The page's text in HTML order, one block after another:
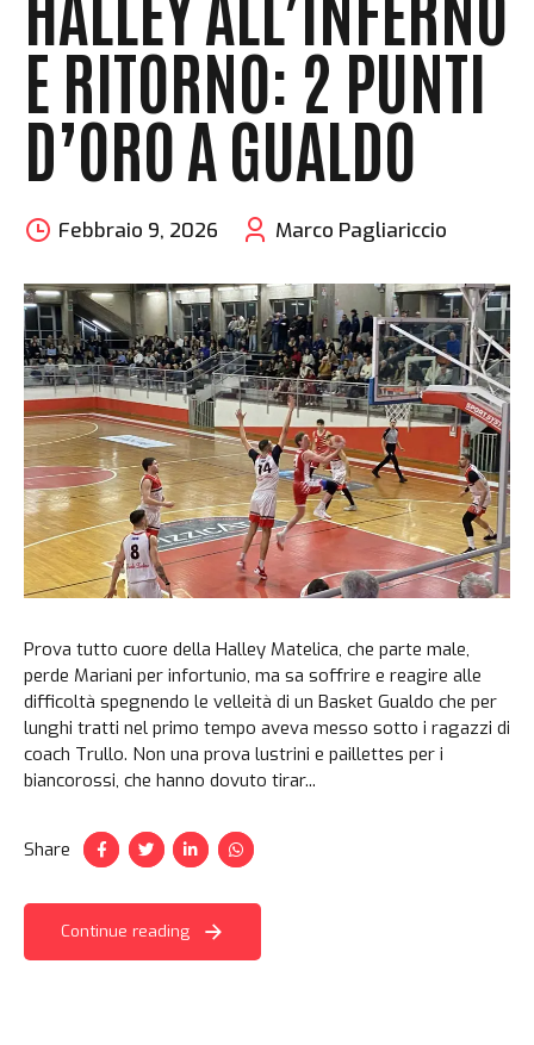
E RITORNO: 2 PUNTI
D’ORO A GUALDO
Febbraio 9, 2026 Marco Pagliariccio
Prova tutto cuore della Halley Matelica, che parte male,
perde Mariani per infortunio, ma sa soffrire e reagire alle
difficoltà spegnendo le velleità di un Basket Gualdo che per
lunghi tratti nel primo tempo aveva messo sotto i ragazzi di
coach Trullo. Non una prova lustrini e paillettes per i
biancorossi, che hanno dovuto tirar...
Share
Continue reading